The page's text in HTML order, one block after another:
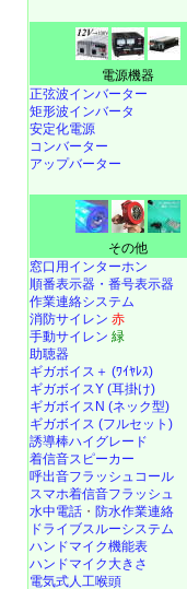
電源機器
正弦波インバーター
矩形波インバータ
安定化電源
コンバーター
アップバーター
その他
窓口用インターホン
順番表示器・番号表示器
作業連絡システム
消防サイレン 赤
手動サイレン 緑
助聴器
ギガボイス＋ (ﾜｲﾔﾚｽ)
ギガボイスY (耳掛け)
ギガボイスN (ネック型)
ギガボイス (フルセット)
誘導棒ハイグレード
着信音スピーカー
呼出音フラッシュコール
スマホ着信音フラッシュ
水中電話 ・ 防水作業連絡
ドライブスルーシステム
ハンドマイク機能表
ハンドマイク大きさ
電気式人工喉頭